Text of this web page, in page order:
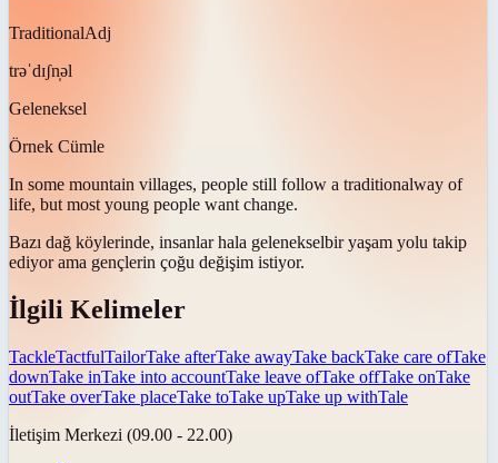
TraditionalAdj
trəˈdɪʃn̩əl
Geleneksel
Örnek Cümle
In some mountain villages, people still follow a traditionalway of
life, but most young people want change.
Bazı dağ köylerinde, insanlar hala gelenekselbir yaşam yolu takip
ediyor ama gençlerin çoğu değişim istiyor.
İlgili Kelimeler
TackleTactfulTailorTake afterTake awayTake backTake care ofTake
downTake inTake into accountTake leave ofTake offTake onTake
outTake overTake placeTake toTake upTake up withTale
İletişim Merkezi (09.00 - 22.00)